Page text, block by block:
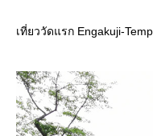
เที่ยววัดแรก Engakuji-